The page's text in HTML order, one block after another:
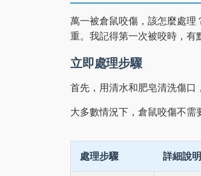
萬一被倉鼠咬傷，該怎麼處理
重。我記得第一次被咬時，有
立即處理步驟
首先，用清水和肥皂清洗傷口
大多數情況下，倉鼠咬傷不需
處理步驟 詳細說明